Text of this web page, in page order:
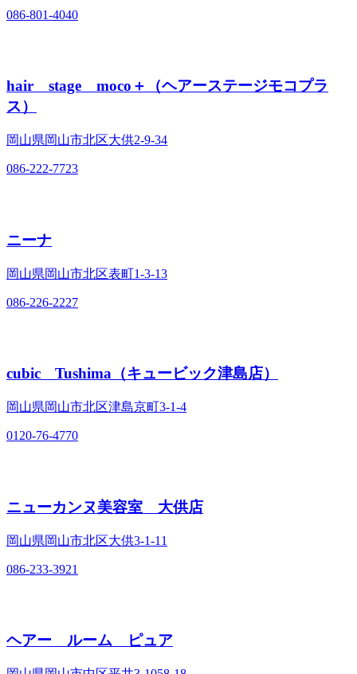
086-801-4040
hair stage moco＋（ヘアーステージモコプラ
ス）
岡山県岡山市北区大供2‐9‐34
086-222-7723
ニーナ
岡山県岡山市北区表町1‐3‐13
086-226-2227
cubic Tushima（キュービック津島店）
岡山県岡山市北区津島京町3‐1‐4
0120-76-4770
ニューカンヌ美容室 大供店
岡山県岡山市北区大供3‐1‐11
086-233-3921
ヘアー ルーム ピュア